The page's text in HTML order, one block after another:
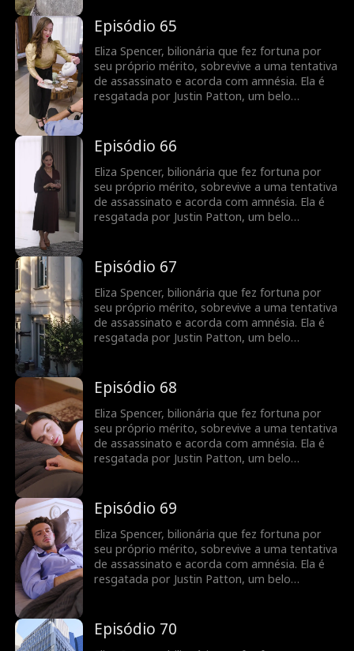
bilionário fingindo ser uma pessoa com
deficiência. Quando recupera a memória, ela
mantém sua identidade em segredo para
recuperar sua empresa das mãos de sua
família gananciosa e proteger Justin de seu
meio-irmão cruel e de sua madrasta.
Episódio 65
Eliza Spencer, bilionária que fez fortuna por
seu próprio mérito, sobrevive a uma tentativa
de assassinato e acorda com amnésia. Ela é
resgatada por Justin Patton, um belo
bilionário fingindo ser uma pessoa com
deficiência. Quando recupera a memória, ela
mantém sua identidade em segredo para
recuperar sua empresa das mãos de sua
família gananciosa e proteger Justin de seu
meio-irmão cruel e de sua madrasta.
Episódio 66
Eliza Spencer, bilionária que fez fortuna por
seu próprio mérito, sobrevive a uma tentativa
de assassinato e acorda com amnésia. Ela é
resgatada por Justin Patton, um belo
bilionário fingindo ser uma pessoa com
deficiência. Quando recupera a memória, ela
mantém sua identidade em segredo para
recuperar sua empresa das mãos de sua
família gananciosa e proteger Justin de seu
meio-irmão cruel e de sua madrasta.
Episódio 67
Eliza Spencer, bilionária que fez fortuna por
seu próprio mérito, sobrevive a uma tentativa
de assassinato e acorda com amnésia. Ela é
resgatada por Justin Patton, um belo
bilionário fingindo ser uma pessoa com
deficiência. Quando recupera a memória, ela
mantém sua identidade em segredo para
recuperar sua empresa das mãos de sua
família gananciosa e proteger Justin de seu
meio-irmão cruel e de sua madrasta.
Episódio 68
Eliza Spencer, bilionária que fez fortuna por
seu próprio mérito, sobrevive a uma tentativa
de assassinato e acorda com amnésia. Ela é
resgatada por Justin Patton, um belo
bilionário fingindo ser uma pessoa com
deficiência. Quando recupera a memória, ela
mantém sua identidade em segredo para
recuperar sua empresa das mãos de sua
família gananciosa e proteger Justin de seu
meio-irmão cruel e de sua madrasta.
Episódio 69
Eliza Spencer, bilionária que fez fortuna por
seu próprio mérito, sobrevive a uma tentativa
de assassinato e acorda com amnésia. Ela é
resgatada por Justin Patton, um belo
bilionário fingindo ser uma pessoa com
deficiência. Quando recupera a memória, ela
Episódio 70